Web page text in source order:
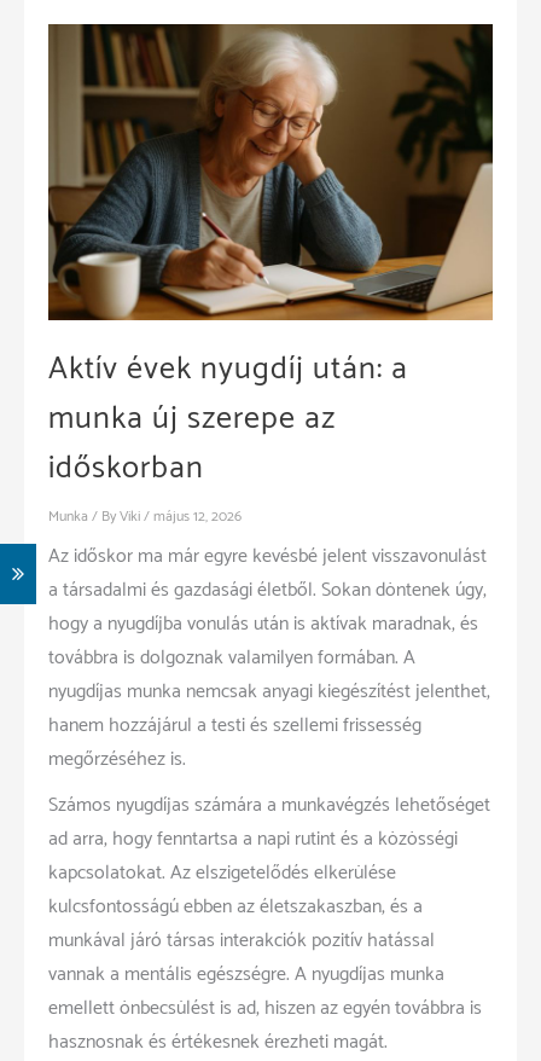
Aktív évek nyugdíj után: a
munka új szerepe az
időskorban
Munka / ByViki/május 12, 2026
Az időskor ma már egyre kevésbé jelent visszavonulást
a társadalmi és gazdasági életből. Sokan döntenek úgy,
hogy a nyugdíjba vonulás után is aktívak maradnak, és
továbbra is dolgoznak valamilyen formában. A
nyugdíjas munka nemcsak anyagi kiegészítést jelenthet,
hanem hozzájárul a testi és szellemi frissesség
megőrzéséhez is.
Számos nyugdíjas számára a munkavégzés lehetőséget
ad arra, hogy fenntartsa a napi rutint és a közösségi
kapcsolatokat. Az elszigetelődés elkerülése
kulcsfontosságú ebben az életszakaszban, és a
munkával járó társas interakciók pozitív hatással
vannak a mentális egészségre. A nyugdíjas munka
emellett önbecsülést is ad, hiszen az egyén továbbra is
hasznosnak és értékesnek érezheti magát.